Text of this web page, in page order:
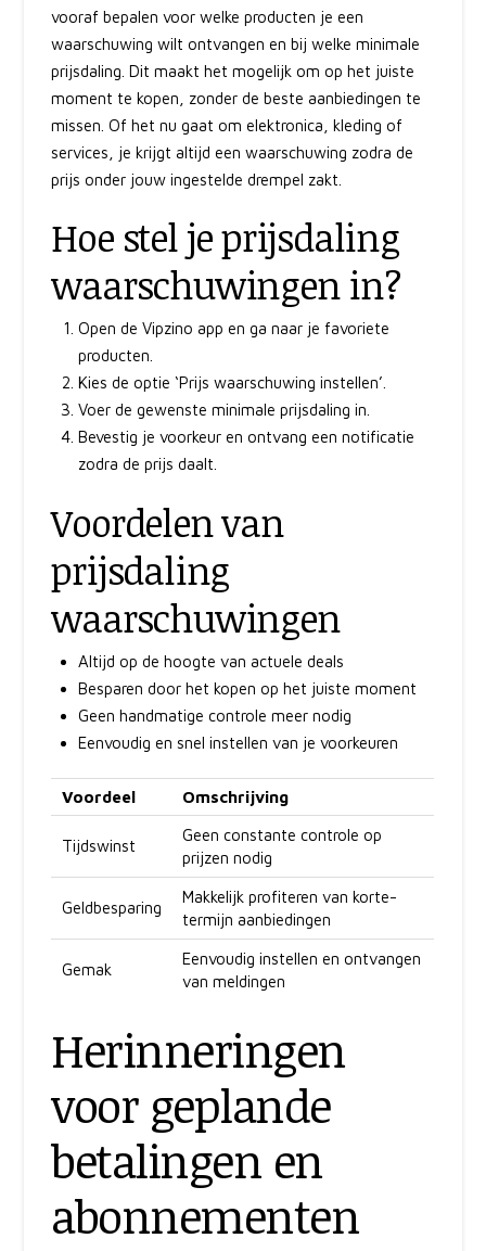
vooraf bepalen voor welke producten je een
waarschuwing wilt ontvangen en bij welke minimale
prijsdaling. Dit maakt het mogelijk om op het juiste
moment te kopen, zonder de beste aanbiedingen te
missen. Of het nu gaat om elektronica, kleding of
services, je krijgt altijd een waarschuwing zodra de
prijs onder jouw ingestelde drempel zakt.
Hoe stel je prijsdaling
waarschuwingen in?
Open de Vipzino app en ga naar je favoriete
producten.
Kies de optie ‘Prijs waarschuwing instellen’.
Voer de gewenste minimale prijsdaling in.
Bevestig je voorkeur en ontvang een notificatie
zodra de prijs daalt.
Voordelen van
prijsdaling
waarschuwingen
Altijd op de hoogte van actuele deals
Besparen door het kopen op het juiste moment
Geen handmatige controle meer nodig
Eenvoudig en snel instellen van je voorkeuren
Voordeel Omschrijving
Tijdswinst
Geen constante controle op
prijzen nodig
Geldbesparing
Makkelijk profiteren van korte-
termijn aanbiedingen
Gemak
Eenvoudig instellen en ontvangen
van meldingen
Herinneringen
voor geplande
betalingen en
abonnementen